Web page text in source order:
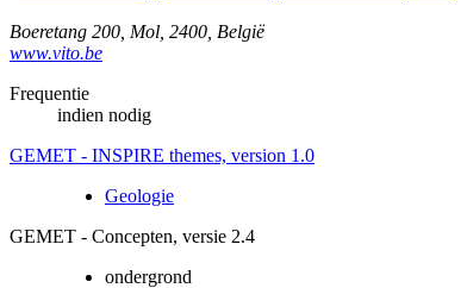
Boeretang 200 Mol 2400 België
www.vito.be
Frequentie
indien nodig
GEMET - INSPIRE themes, version 1.0
Geologie
GEMET - Concepten, versie 2.4
ondergrond